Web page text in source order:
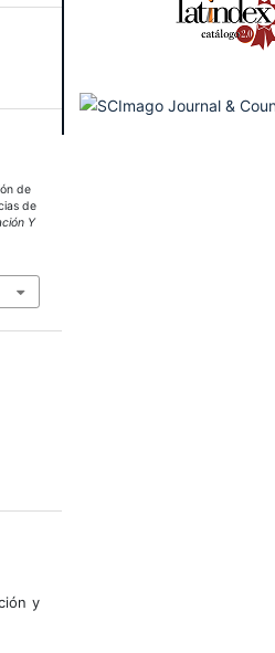
de
de
Y
y